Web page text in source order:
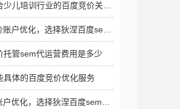
儿培训行业的百度竞价关键
户优化，选择狄涅百度sem
托管sem代运营费用是多少
具体的百度竞价优化服务
优化，选择狄涅百度sem优